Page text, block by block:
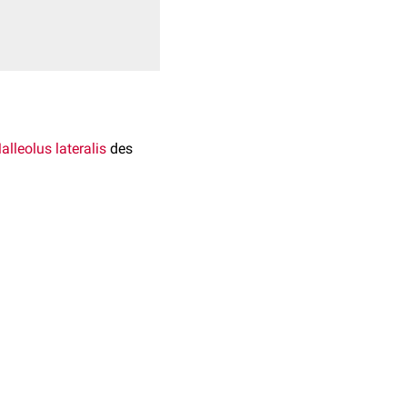
lateralis des